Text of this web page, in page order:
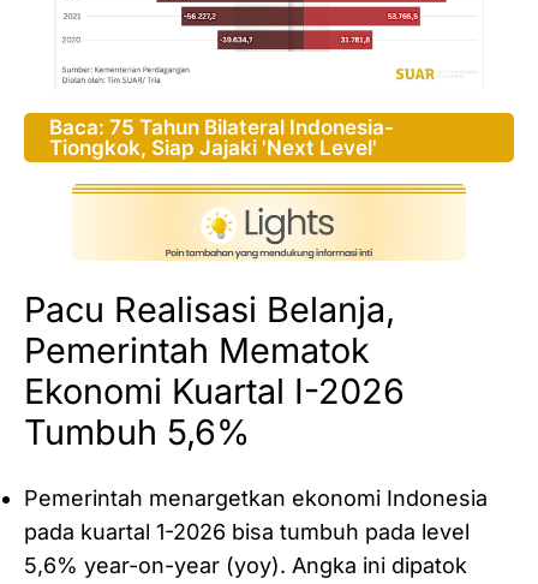
Baca: 75 Tahun Bilateral Indonesia-
Tiongkok, Siap Jajaki 'Next Level'
Pacu Realisasi Belanja,
Pemerintah Mematok
Ekonomi Kuartal I-2026
Tumbuh 5,6%
Pemerintah menargetkan ekonomi Indonesia
pada kuartal 1-2026 bisa tumbuh pada level
5,6% year-on-year (yoy). Angka ini dipatok